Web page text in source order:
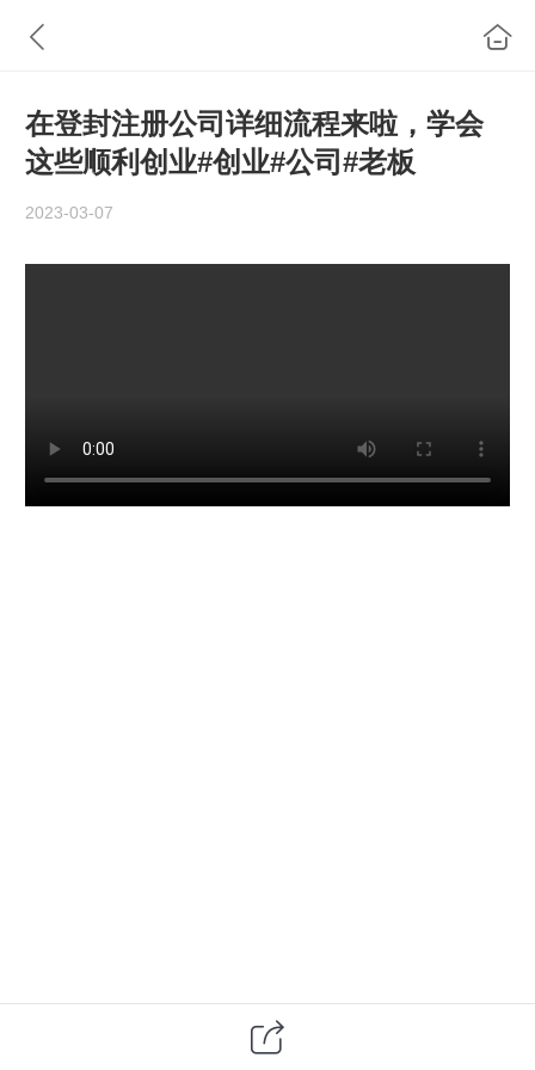
在登封注册公司详细流程来啦，学会
这些顺利创业#创业#公司#老板
2023-03-07